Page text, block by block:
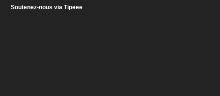
Soutenez-nous via Tipeee